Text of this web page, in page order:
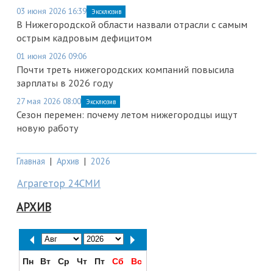
03 июня 2026 16:39 Эксклюзив
В Нижегородской области назвали отрасли с самым
острым кадровым дефицитом
01 июня 2026 09:06
Почти треть нижегородских компаний повысила
зарплаты в 2026 году
27 мая 2026 08:00 Эксклюзив
Сезон перемен: почему летом нижегородцы ищут
новую работу
Главная | Архив | 2026
Аграгетор 24СМИ
АРХИВ
Пн Вт Ср Чт Пт Сб
Вс